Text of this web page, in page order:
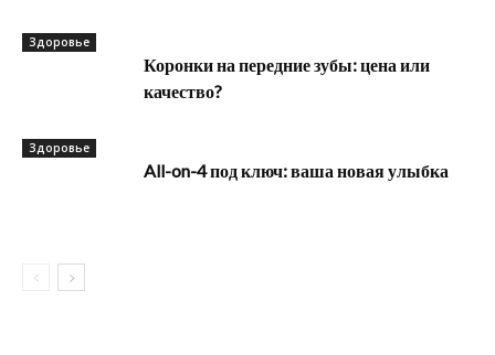
Здоровье
Коронки на передние зубы: цена или
качество?
Здоровье
All-on-4 под ключ: ваша новая улыбка